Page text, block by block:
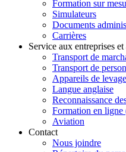
Formation sur
Simulateurs
Documents
Carrières
Service aux entreprises
Transport de
Transport de
Appareils de levage
Langue anglaise
Reconnaissance
Formation en
Aviation
Contact
Nous joindre